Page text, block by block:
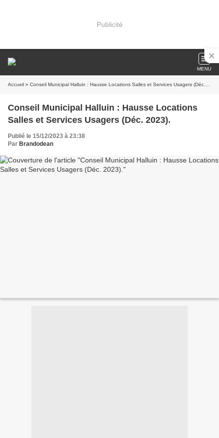
Publicité
MENU
Accueil » Conseil Municipal Halluin : Hausse Locations Salles et Services Usagers (Déc. 2023).
Conseil Municipal Halluin : Hausse Locations
Salles et Services Usagers (Déc. 2023).
Publié le 15/12/2023 à 23:38
Par Brandodean